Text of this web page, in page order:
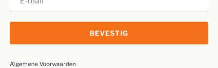
BEVESTIG
Algemene Voorwaarden